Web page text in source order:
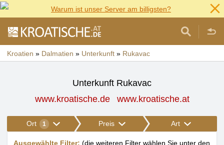
Warum ist unser Server am billigsten?
Kroatien » Dalmatien » Unterkunft » Rukavac
Unterkunft Rukavac
www.kroatische.de
www.kroatische.at
Ort 1 Preis Art
Ausgewählte Filter: (die weiteren Filter wählen Sie unter den